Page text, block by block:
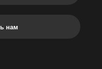
нам